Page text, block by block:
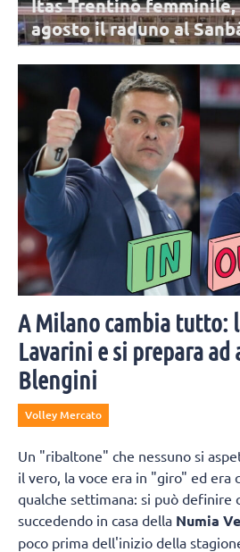
Itas Trentino femminile,
agosto il raduno al
per lunedì 10 agosto al Sanbàpolis.
tranne Frelih.
A Milano cambia tutto:
Lavarini e si prepara ad
Blengini
Volley Mercato
Un "ribaltone" che nessuno si
il vero, la voce era in "giro" ed era
qualche settimana: si può definire
succedendo in casa della Numia
poco prima dell'inizio della